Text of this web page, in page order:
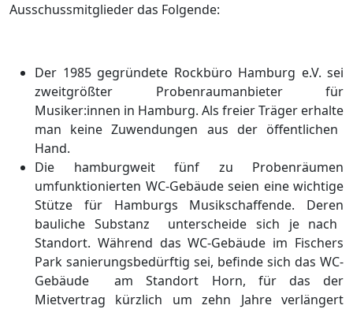
Ausschussmitglieder das Folgende:
Der 1985 gegründete Rockbüro Hamburg e.V. sei
zweitgrößter Probenraumanbieter für
Musiker:innen in Hamburg. Als freier Träger erhalte
man keine Zuwendungen aus der öffentlichen
Hand.
Die hamburgweit fünf zu Probenräumen
umfunktionierten WC-Gebäudeseien eine wichtige
Stütze für Hamburgs Musikschaffende. Deren
bauliche Substanz
unterscheide sich je nach
Standort. Während das WC-Gebäude im Fischers
Park sanierungsbedürftig sei, befinde sich das WC-
Gebäude am Standort Horn, für das der
Mietvertrag kürzlich umzehn Jahre verlängert